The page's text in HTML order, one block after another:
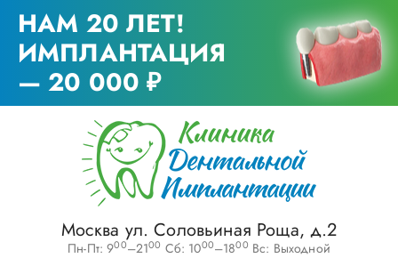
НАМ 20 ЛЕТ!
ИМПЛАНТАЦИЯ
— 20 000 ₽
Москва ул. Соловьиная Роща, д.2
Пн-Пт: 900–2100 Сб: 1000–1800 Вс: Выходной